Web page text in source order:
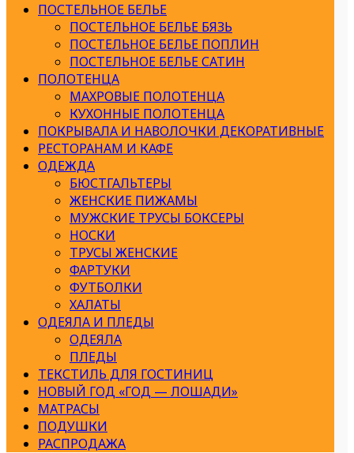
ПОСТЕЛЬНОЕ БЕЛЬЕ
ПОСТЕЛЬНОЕ БЕЛЬЕ БЯЗЬ
ПОСТЕЛЬНОЕ БЕЛЬЕ ПОПЛИН
ПОСТЕЛЬНОЕ БЕЛЬЕ САТИН
ПОЛОТЕНЦА
МАХРОВЫЕ ПОЛОТЕНЦА
КУХОННЫЕ ПОЛОТЕНЦА
ПОКРЫВАЛА И НАВОЛОЧКИ ДЕКОРАТИВНЫЕ
РЕСТОРАНАМ И КАФЕ
ОДЕЖДА
БЮСТГАЛЬТЕРЫ
ЖЕНСКИЕ ПИЖАМЫ
МУЖСКИЕ ТРУСЫ БОКСЕРЫ
НОСКИ
ТРУСЫ ЖЕНСКИЕ
ФАРТУКИ
ФУТБОЛКИ
ХАЛАТЫ
ОДЕЯЛА И ПЛЕДЫ
ОДЕЯЛА
ПЛЕДЫ
ТЕКСТИЛЬ ДЛЯ ГОСТИНИЦ
НОВЫЙ ГОД «ГОД — ЛОШАДИ»
МАТРАСЫ
ПОДУШКИ
РАСПРОДАЖА